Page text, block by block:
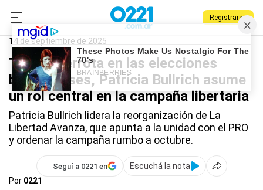
Registrarse
0221.com.ar
Patricia Bullrich
14 de septiembre de 2025
Tras la derrota en las elecciones
bonaerenses, Patricia Bullrich asume
un rol central en la campaña libertaria
Patricia Bullrich lidera la reorganización de La
Libertad Avanza, que apunta a la unidad con el PRO
y ordenar la campaña rumbo a octubre.
Seguí a 0221 en
Escuchá la nota
Por 0221